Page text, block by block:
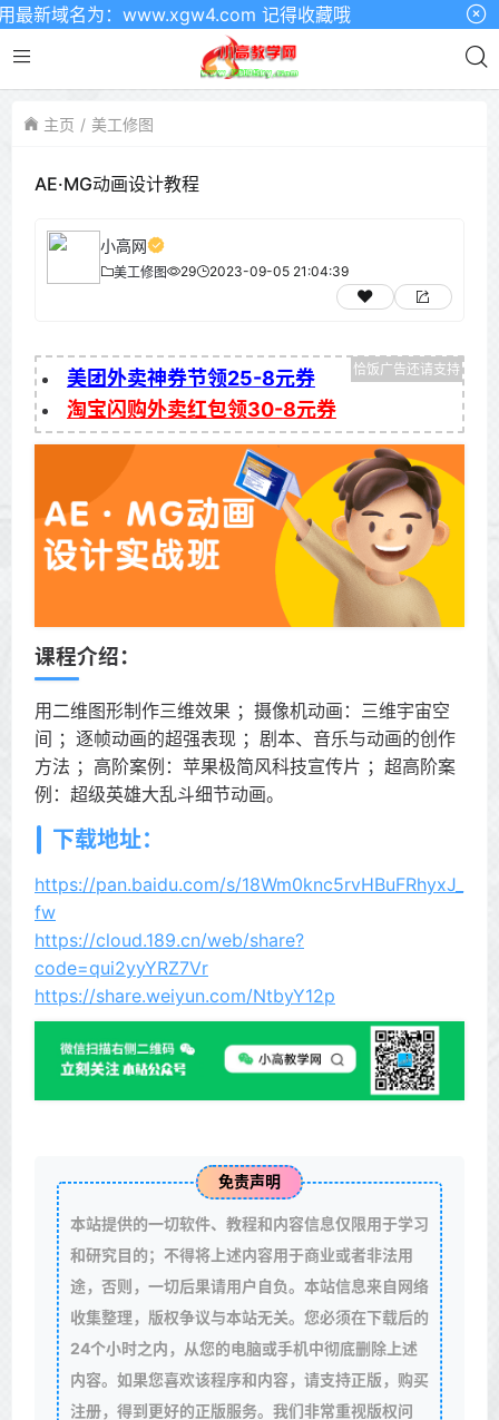
新域名为：www.xgw4.com 记得收藏哦
主页 美工修图
AE·MG动画设计教程
小高网
美工修图 29 2023-09-05 21:04:39
美团外卖神券节领25-8元券
淘宝闪购外卖红包领30-8元券
课程介绍：
用二维图形制作三维效果 ；摄像机动画：三维宇宙空
间 ；逐帧动画的超强表现 ；剧本、音乐与动画的创作
方法 ；高阶案例：苹果极简风科技宣传片 ；超高阶案
例：超级英雄大乱斗细节动画。
下载地址：
https://pan.baidu.com/s/18Wm0knc5rvHBuFRhyxJ_
fw
https://cloud.189.cn/web/share?
code=qui2yyYRZ7Vr
https://share.weiyun.com/NtbyY12p
免责声明
本站提供的一切软件、教程和内容信息仅限用于学习
和研究目的；不得将上述内容用于商业或者非法用
途，否则，一切后果请用户自负。本站信息来自网络
收集整理，版权争议与本站无关。您必须在下载后的
24个小时之内，从您的电脑或手机中彻底删除上述
内容。如果您喜欢该程序和内容，请支持正版，购买
注册，得到更好的正版服务。我们非常重视版权问